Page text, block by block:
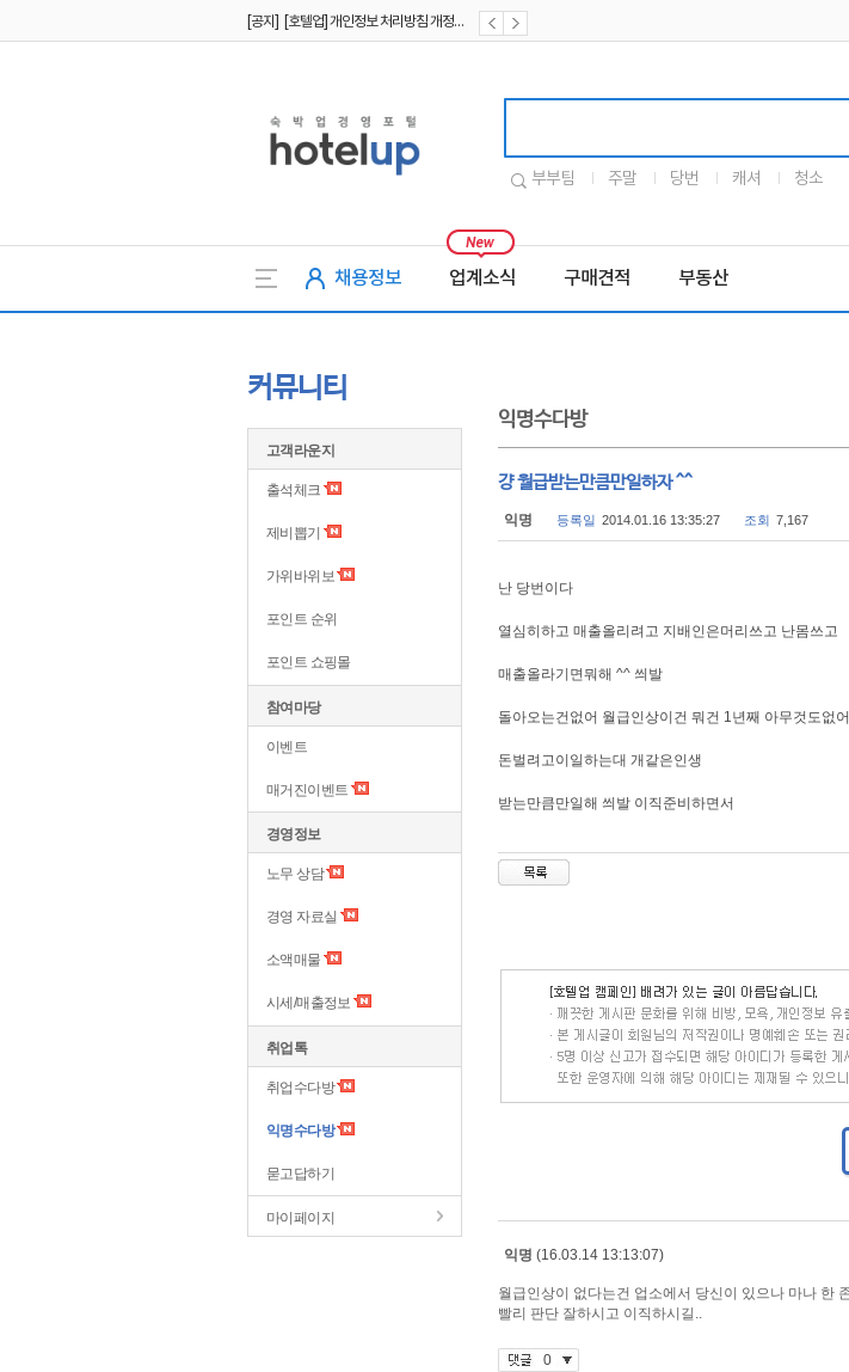
[공지] [호텔업] 유료서비스 이용약관 개정본2 (19.09.02)
부부팀 주말 당번 캐셔 청소
채용정보 업계소식 구매견적 부동산
커뮤니티
고객라운지
출석체크
제비뽑기
가위바위보
포인트 순위
포인트 쇼핑몰
참여마당
이벤트
매거진이벤트
경영정보
노무 상담
경영 자료실
소액매물
시세/매출정보
취업톡
취업수다방
익명수다방
묻고답하기
마이페이지
익명수다방
걍 월급받는만큼만일하자 ^^
익명 등록일 2014.01.16 13:35:27 조회 7,167
난 당번이다
열심히하고 매출올리려고 지배인은머리쓰고 난몸쓰고
매출올라기면뭐해 ^^ 씌발
돌아오는건없어 월급인상이건 뭐건 1년째 아무것도없어
돈벌려고이일하는대 개같은인생
받는만큼만일해 씌발 이직준비하면서